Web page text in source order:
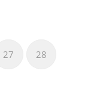
27 28